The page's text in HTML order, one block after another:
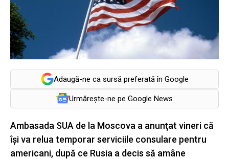
Adaugă-ne ca sursă preferată în Google
Urmărește-ne pe Google News
Ambasada SUA de la Moscova a anunţat vineri că
îşi va relua temporar serviciile consulare pentru
americani, după ce Rusia a decis să amâne